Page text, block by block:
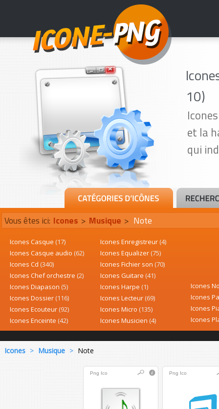
10)
et la
qui
Vous êtes ici: Icones > Musique > Note
Icones Casque (17)
Icones Casque audio (62)
Icones Cd (340)
Icones Chef orchestre (2)
Icones Diapason (5)
Icones Dossier (116)
Icones Ecouteur (92)
Icones Enceinte (42)
Icones Enregistreur(4)
Icones Equalizer(75)
Icones Fichier son (70)
Icones Guitare (41)
Icones Harpe (1)
Icones Lecteur (69)
Icones Micro (135)
Icones Musicien (4)
Icones
Icones
Icones
Icones
Icones > Musique > Note
Png Ico Png Ico